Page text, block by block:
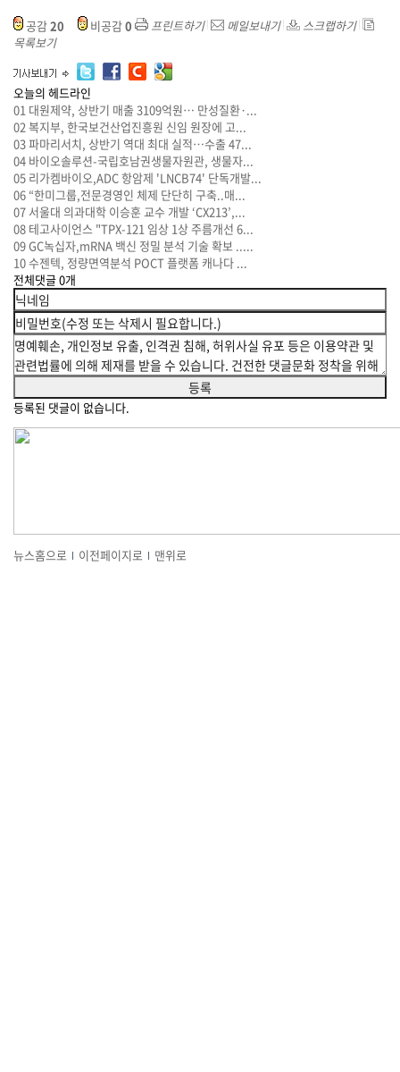
공감20 비공감0 프린트하기 메일보내기
스크랩하기
목록보기
오늘의 헤드라인
01 대원제약, 상반기 매출 3109억원… 만성질환·...
02복지부, 한국보건산업진흥원 신임 원장에 고...
03파마리서치, 상반기 역대 최대 실적…수출 47...
04 바이오솔루션-국립호남권생물자원관, 생물자...
05 리가켐바이오,ADC 항암제 'LNCB74' 단독개발...
06 “한미그룹,전문경영인 체제 단단히 구축..매...
07 서울대 의과대학 이승훈 교수 개발 ‘CX213’,...
08 테고사이언스 "TPX-121 임상 1상 주름개선 6...
09GC녹십자,mRNA 백신 정밀 분석 기술 확보 .....
10수젠텍, 정량면역분석 POCT 플랫폼 캐나다 ...
전체댓글0개
등록된 댓글이 없습니다.
뉴스홈으로 이전페이지로 맨위로